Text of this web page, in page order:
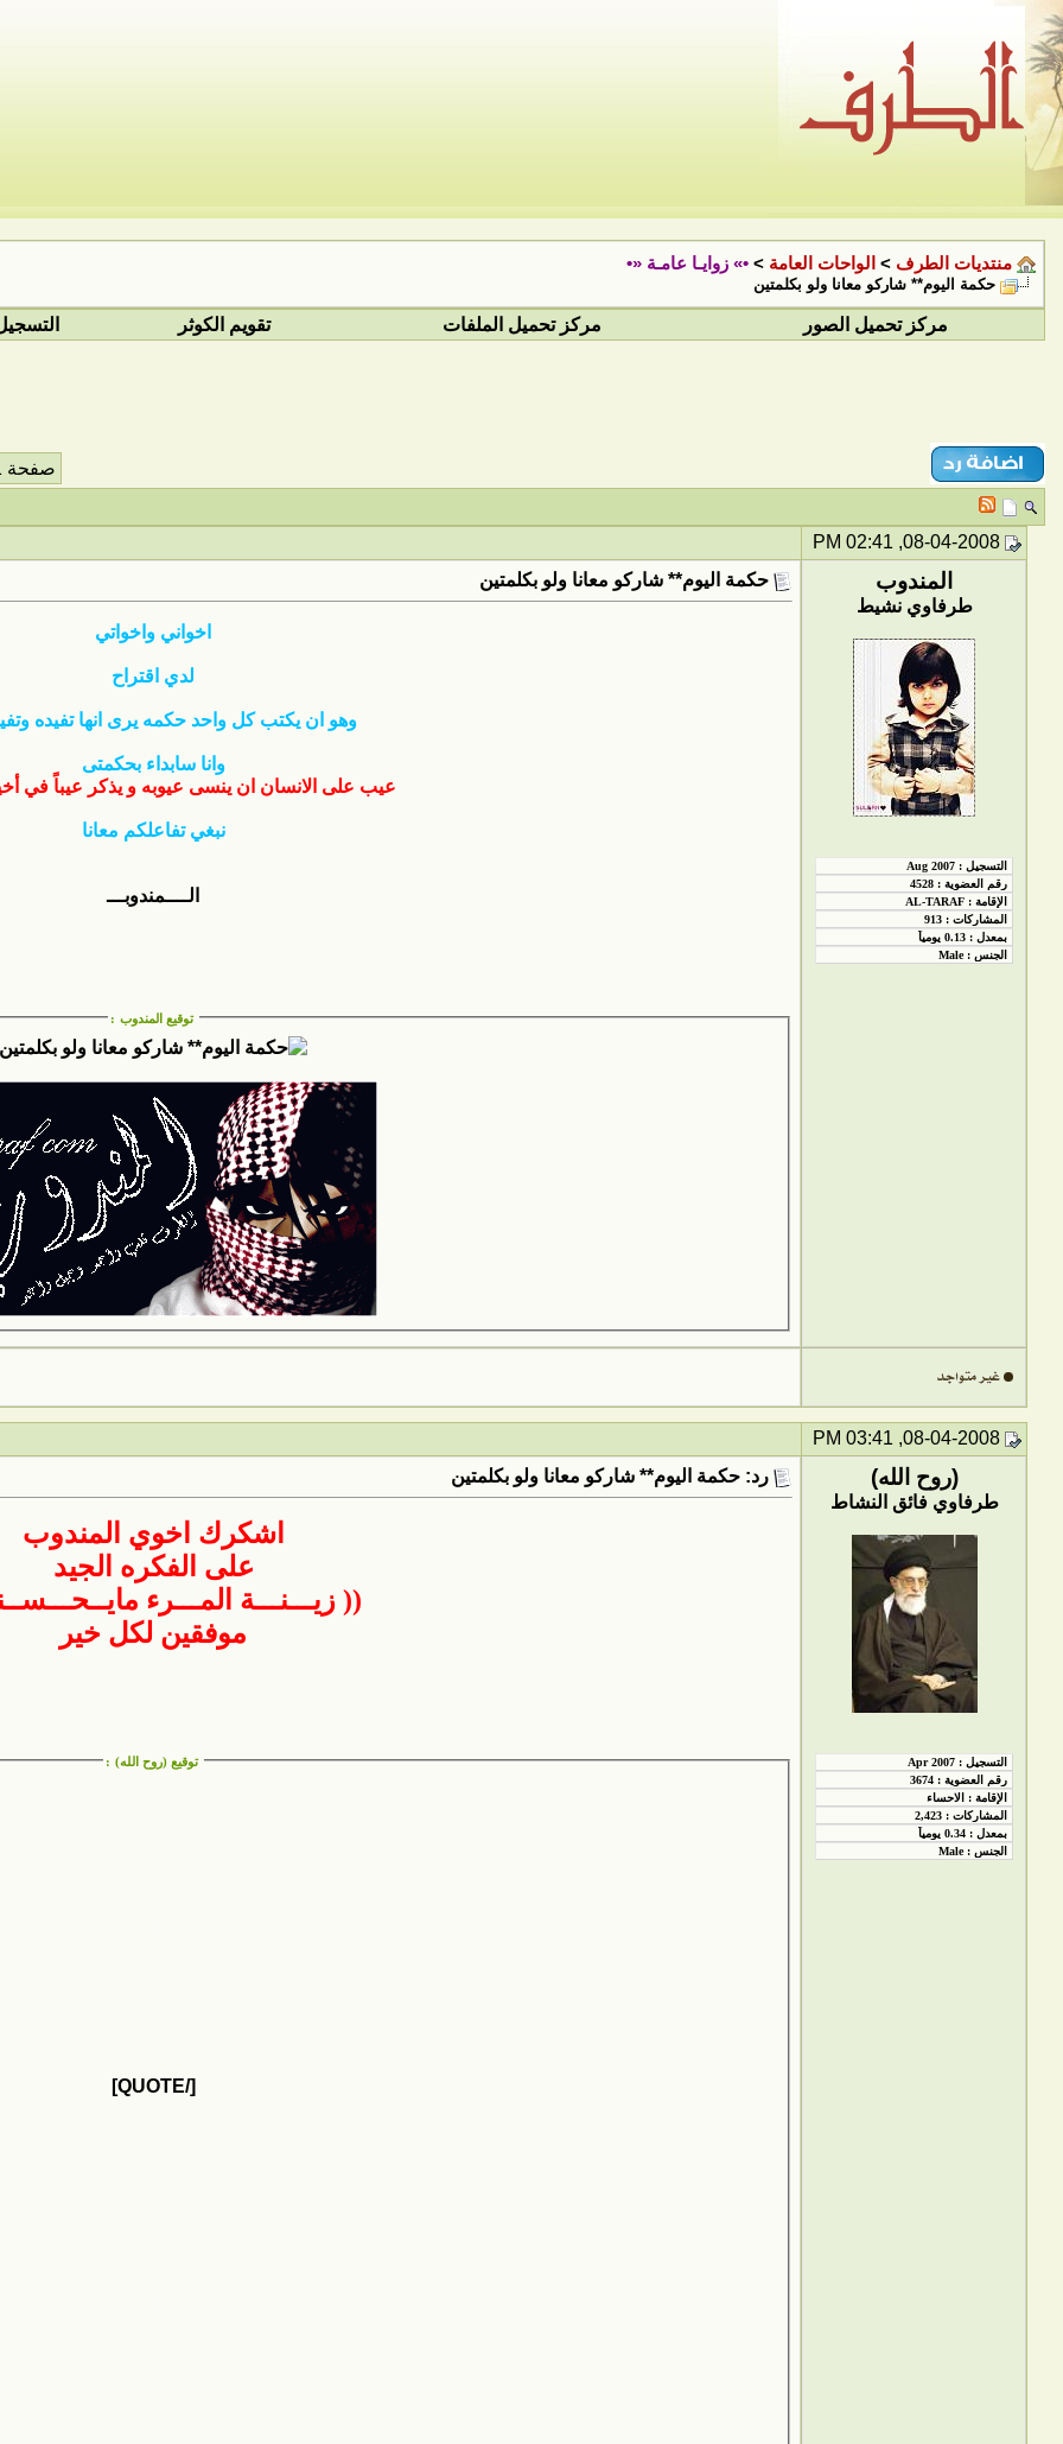
منتديات الطرف > الواحات العامة > •» زوايـا عامـة «•
حكمة اليوم** شاركو معانا ولو بكلمتين
مركز تحميل الصور
مركز تحميل الملفات تقويم الكوثر
صفحة 1 من 207
المندوب
طرفاوي نشيط
حكمة اليوم** شاركو معانا ولو بكلمتين
اخواني واخواتي
لدي اقتراح
وهو ان يكتب كل واحد حكمه يرى انها تفيده
وانا سابداء بحكمتى
عيب على الانسان ان ينسى عيوبه و يذكر عيباً في
نبغي تفاعلكم معانا
الــــمندوبـــ
توقيع المندوب :
(روح الله)
طرفاوي فائق النشاط
رد: حكمة اليوم** شاركو معانا ولو بكلمتين
اشكرك اخوي المندوب
على الفكره الجيد
(( زيـــنـــة المـــرء
موفقين لكل خير
توقيع (روح الله) :
[/QUOTE]